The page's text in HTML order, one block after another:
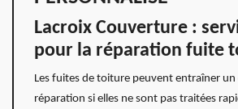
Lacroix Couverture :
pour la réparation fuite
Les fuites de toiture peuvent entraîner un
réparation si elles ne sont pas traitées